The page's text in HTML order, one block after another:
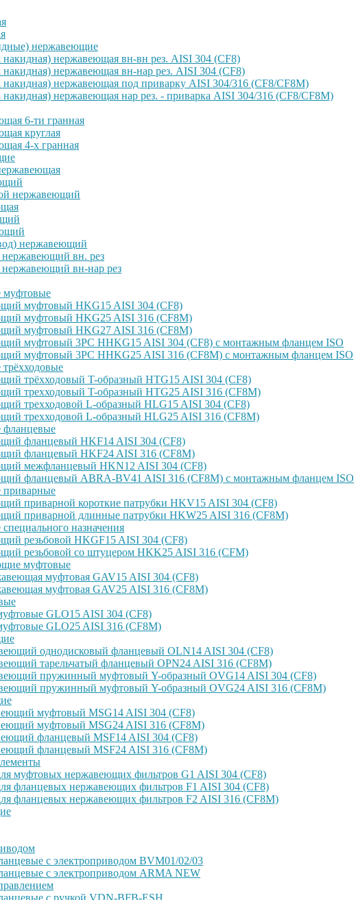
нержавеющие
накидная) нержавеющая вн-вн рез. AISI 304 (CF8)
накидная) нержавеющая вн-нар рез. AISI 304 (CF8)
накидная) нержавеющая под приварку AISI 304/316 (CF8/CF8M)
накидная) нержавеющая нар рез. - приварка AISI 304/316 (CF8/CF8M)
6-ти гранная
круглая
4-х гранная
нержавеющий
нержавеющий
нержавеющий вн. рез
нержавеющий вн-нар рез
муфтовый HKG15 AISI 304 (CF8)
муфтовый HKG25 AISI 316 (CF8M)
муфтовый HKG27 AISI 316 (CF8M)
муфтовый 3PC HHKG15 AISI 304 (CF8) с монтажным фланцем ISO
муфтовый 3PC HHKG25 AISI 316 (CF8M) с монтажным фланцем ISO
трёхходовый T-образный HTG15 AISI 304 (CF8)
трехходовый T-образный HTG25 AISI 316 (CF8M)
трехходовой L-образный HLG15 AISI 304 (CF8)
трехходовой L-образный HLG25 AISI 316 (CF8M)
фланцевый HKF14 AISI 304 (CF8)
фланцевый HKF24 AISI 316 (CF8M)
межфланцевый HKN12 AISI 304 (CF8)
фланцевый ABRA-BV41 AISI 316 (CF8M) с монтажным фланцем ISO
приварной короткие патрубки HKV15 AISI 304 (CF8)
приварной длинные патрубки HKW25 AISI 316 (CF8M)
назначения
резьбовой HKGF15 AISI 304 (CF8)
резьбовой со штуцером HKK25 AISI 316 (CFM)
муфтовые
муфтовая GAV15 AISI 304 (CF8)
муфтовая GAV25 AISI 316 (CF8M)
GLO15 AISI 304 (CF8)
GLO25 AISI 316 (CF8M)
однодисковый фланцевый OLN14 AISI 304 (CF8)
тарельчатый фланцевый OPN24 AISI 316 (CF8M)
пружинный муфтовый Y-образный OVG14 AISI 304 (CF8)
пружинный муфтовый Y-образный OVG24 AISI 316 (CF8М)
муфтовый MSG14 AISI 304 (CF8)
муфтовый MSG24 AISI 316 (CF8M)
фланцевый MSF14 AISI 304 (CF8)
фланцевый MSF24 AISI 316 (CF8M)
муфтовых нержавеющих фильтров G1 AISI 304 (CF8)
фланцевых нержавеющих фильтров F1 AISI 304 (CF8)
фланцевых нержавеющих фильтров F2 AISI 316 (CF8M)
с электроприводом BVM01/02/03
с электроприводом ARMA NEW
с ручкой VDN-BFB-ESH